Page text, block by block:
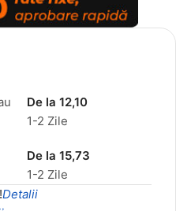
1-2 Zile
De la 12,10
1-2 Zile
De la 15,73
Detalii